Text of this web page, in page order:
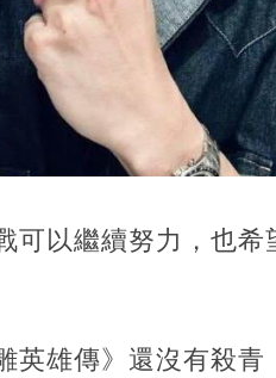
可以繼續努力，也
英雄傳》還沒有殺青